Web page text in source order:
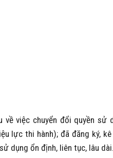
việc chuyển đổi quyền sử
lực thi hành); đã đăng ký,
dụng ổn định, liên tục, lâu dài.